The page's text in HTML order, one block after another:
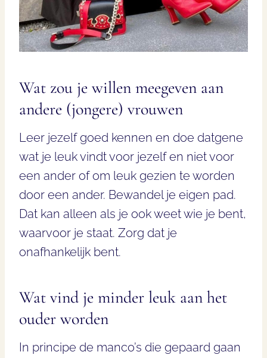
Wat zou je willen meegeven aan
andere (jongere) vrouwen
Leer jezelf goed kennen en doe datgene
wat je leuk vindt voor jezelf en niet voor
een ander of om leuk gezien te worden
door een ander. Bewandel je eigen pad.
Dat kan alleen als je ook weet wie je bent,
waarvoor je staat. Zorg dat je
onafhankelijk bent.
Wat vind je minder leuk aan het
ouder worden
In principe de manco’s die gepaard gaan